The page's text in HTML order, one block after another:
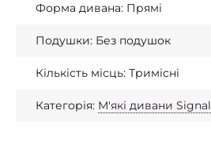
Форма дивана: Прямі
Подушки: Без подушок
Кількість місць: Тримісні
Категорія: М'які дивани Signal